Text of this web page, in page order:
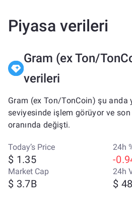
Piyasa verileri
Gram (ex Ton/
verileri
Gram (ex Ton/TonCoin) şu anda
seviyesinde işlem görüyor ve
oranında değişti.
Today’s Price
$ 1.35
24h
-
Market Cap
$ 3.7B
24h
$